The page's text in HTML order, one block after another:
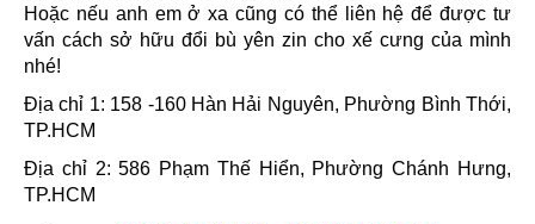
Hoặc nếu anh em ở xa cũng có thể liên hệ để được tư
vấn cách sở hữu đổi bù yên zin cho xế cưng của mình
nhé!
Địa chỉ 1: 158 -160 Hàn Hải Nguyên, Phường Bình Thới,
TP.HCM
Địa chỉ 2: 586 Phạm Thế Hiển, Phường Chánh Hưng,
TP.HCM